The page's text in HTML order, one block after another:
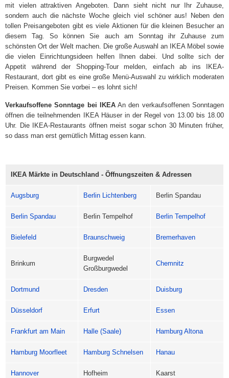
mit vielen attraktiven Angeboten. Dann sieht nicht nur Ihr Zuhause,
sondern auch die nächste Woche gleich viel schöner aus! Neben den
tollen Preisangeboten gibt es viele Aktionen für die kleinen Besucher an
diesem Tag. So können Sie auch am Sonntag ihr Zuhause zum
schönsten Ort der Welt machen. Die große Auswahl an IKEA Möbel sowie
die vielen Einrichtungsideen helfen Ihnen dabei. Und sollte sich der
Appetit während der Shopping-Tour melden, einfach ab ins IKEA-
Restaurant, dort gibt es eine große Menü-Auswahl zu wirklich moderaten
Preisen. Kommen Sie vorbei – es lohnt sich!
Verkaufsoffene Sonntage bei IKEAAn den verkaufsoffenen Sonntagen
öffnen die teilnehmenden IKEA Häuser in der Regel von 13.00 bis 18.00
Uhr. Die IKEA-Restaurants öffnen meist sogar schon 30 Minuten früher,
so dass man erst gemütlich Mittag essen kann.
IKEA Märkte in Deutschland - Öffnungszeiten & Adressen
Augsburg Berlin Lichtenberg Berlin Spandau
Berlin Spandau Berlin Tempelhof Berlin Tempelhof
Bielefeld Braunschweig Bremerhaven
Brinkum
Burgwedel
Großburgwedel
Chemnitz
Dortmund Dresden Duisburg
Düsseldorf Erfurt Essen
Frankfurt am Main Halle (Saale) Hamburg Altona
Hamburg Moorfleet Hamburg Schnelsen Hanau
Hannover Hofheim Kaarst